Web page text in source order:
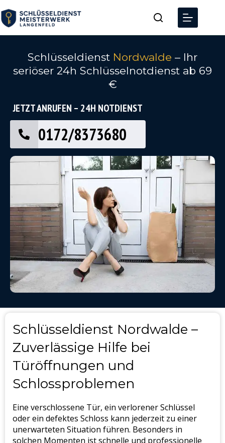
Schlüsseldienst Nordwalde – Ihr
seriöser 24h Schlüsselnotdienst ab 69
€
JETZT ANRUFEN – 24H NOTDIENST
0172/8373680
Schlüsseldienst Nordwalde –
Zuverlässige Hilfe bei
Türöffnungen und
Schlossproblemen
Eine verschlossene Tür, ein verlorener Schlüssel
oder ein defektes Schloss kann jederzeit zu einer
unerwarteten Situation führen. Besonders in
solchen Momenten ist schnelle und professionelle